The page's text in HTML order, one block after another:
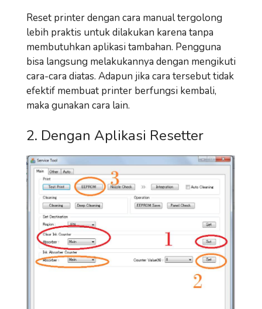
Reset printer dengan cara manual tergolong
lebih praktis untuk dilakukan karena tanpa
membutuhkan aplikasi tambahan. Pengguna
bisa langsung melakukannya dengan mengikuti
cara-cara diatas. Adapun jika cara tersebut tidak
efektif membuat printer berfungsi kembali,
maka gunakan cara lain.
2. Dengan Aplikasi Resetter